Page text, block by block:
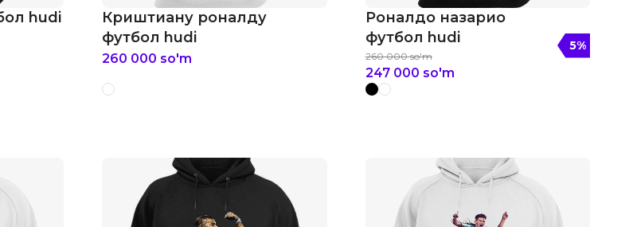
hudi
Криштиану роналду
футбол hudi
260 000 so'm
Роналдо назарио
футбол hudi
260 000 so'm
247 000 so'm
5%